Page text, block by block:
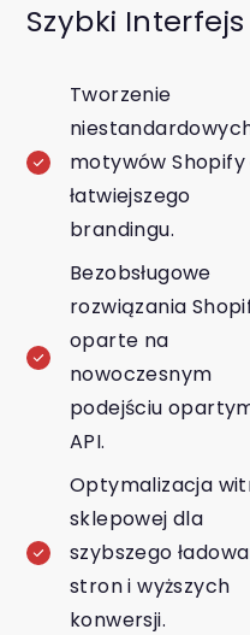
Szybki Interfejs
Tworzenie
motywów Shopify
łatwiejszego
brandingu.
Bezobsługowe
rozwiązania
oparte na
nowoczesnym
podejściu
API.
Optymalizacja
sklepowej dla
szybszego
stron i wyższych
konwersji.